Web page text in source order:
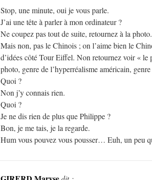
Stop, une minute, oui je vous parle.
J’ai une tête à parler à mon ordinateur ?
Ne coupez pas tout de suite, retournez à la photo.
Mais non, pas le Chinois ; on l’aime bien le
d’idées côté Tour Eiffel. Non retournez voir «
photo, genre de l’hyperréalisme américain,
Quoi ?
Non j’y connais rien.
Quoi ?
Je ne dis rien de plus que Philippe ?
Bon, je me tais, je la regarde.
Hum vous pouvez vous pousser… Euh, un peu